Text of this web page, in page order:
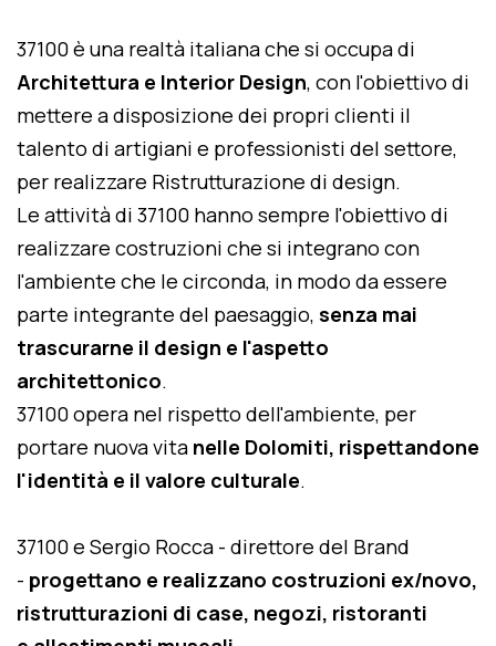
37100 è una realtà italiana che si occupa di
Architettura e Interior Design, con l'obiettivo di
mettere a disposizione dei propri clienti il
talento di artigiani e professionisti del settore,
per realizzare Ristrutturazione di design.
Le attività di 37100 hanno sempre l'obiettivo di
realizzare costruzioni che si integrano con
l'ambiente che le circonda, in modo da essere
parte integrante del paesaggio, senza mai
trascurarne il design e l'aspetto
architettonico.
37100 opera nel rispetto dell'ambiente, per
portare nuova vita nelle Dolomiti, rispettandone
l'identità e il valore culturale.
37100 e Sergio Rocca - direttore del Brand
- progettano e realizzano costruzioni ex/novo,
ristrutturazioni di case, negozi, ristoranti